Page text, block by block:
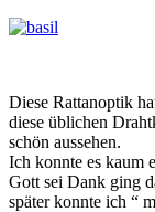
Diese Rattanoptik
diese üblichen
schön aussehen.
Ich konnte es kaum
Gott sei Dank ging
später konnte ich “